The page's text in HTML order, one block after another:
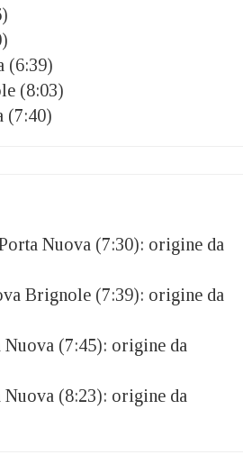
(6:39)
(8:03)
(7:40)
Nuova (7:30): origine da
Brignole (7:39): origine da
(7:45): origine da
(8:23): origine da